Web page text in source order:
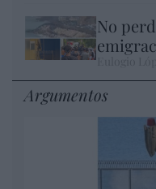
No
Argumentos